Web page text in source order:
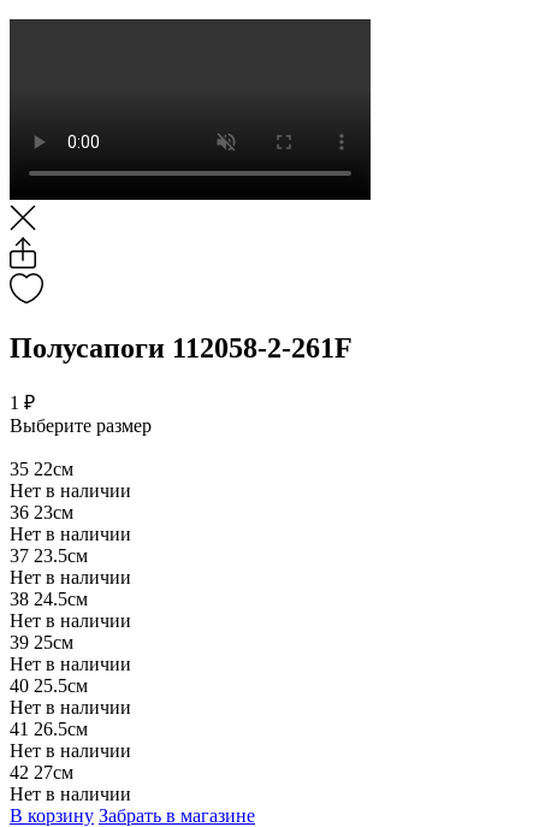
Полусапоги 112058-2-261F
1 ₽
Выберите размер
35 22см
Нет в наличии
36 23см
Нет в наличии
37 23.5см
Нет в наличии
38 24.5см
Нет в наличии
39 25см
Нет в наличии
40 25.5см
Нет в наличии
41 26.5см
Нет в наличии
42 27см
Нет в наличии
В корзину Забрать в магазине